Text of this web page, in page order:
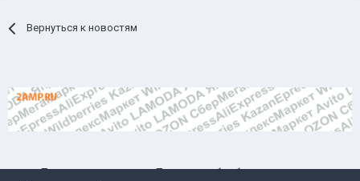
Вернуться к новостям
Правила и условия
Политика обработки данных